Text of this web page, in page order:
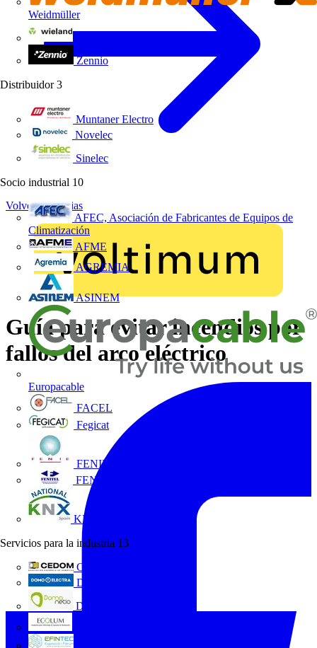
Weidmüller
Zennio
Distribuidor 3
Muntaner Electro
Novelec
Sinelec
Socio industrial 10
AFEC, Asociación de Fabricantes de Equipos de
Climatización
AFME
AGREMIA
ASINEM
Europacable
FACEL
Fegicat
FENIE
FENITEL
KNX España
Servicios para la industria 13
CEDOM
Domo Electra
Domonetio
Volver a Noticias
Guía para evitar incendios por
fallos del arco eléctrico